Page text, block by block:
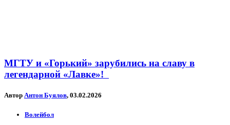
МГТУ и «Горький» зарубились на славу в
легендарной «Лавке»!
Автор Антон Буялов, 03.02.2026
Волейбол